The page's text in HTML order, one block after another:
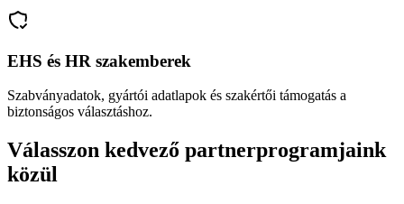
EHS és HR szakemberek
Szabványadatok, gyártói adatlapok és szakértői támogatás a
biztonságos választáshoz.
Válasszon kedvező partnerprogramjaink
közül